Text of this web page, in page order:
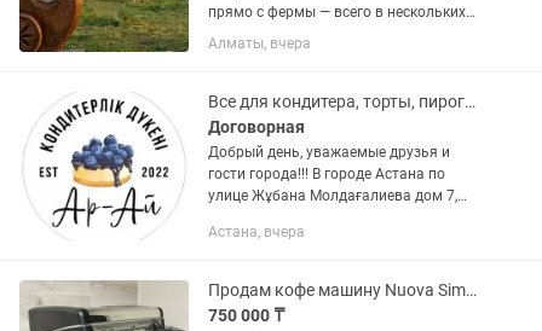
прямо с фермы — всего в нескольких
минутах от города. Саумал доступен
ежедневно: • 06:00 • 08:00 • 10:00 •
розницу 2000 тысячи,...
Алматы, вчера
Все для кондитера, торты, пироги и свежие выпечки в наличии и на заказ
Договорная
Добрый день, уважаемые друзья и
гости города!!! В городе Астана по
улицe Жұбана Молдағалиева дом 7,
кондитерский магазин "Ар - Ай". Режим
Астана, вчера
Продам кофе машину Nuova Simonelli Appia II
750 000 ₸